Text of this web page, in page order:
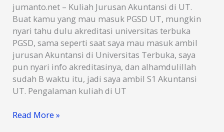
Jawabannya
jumanto.net – Kuliah Jurusan Akuntansi di UT.
Buat kamu yang mau masuk PGSD UT, mungkin
nyari tahu dulu akreditasi universitas terbuka
PGSD, sama seperti saat saya mau masuk ambil
jurusan Akuntansi di Universitas Terbuka, saya
pun nyari info akreditasinya, dan alhamdulillah
sudah B waktu itu, jadi saya ambil S1 Akuntansi
UT. Pengalaman kuliah di UT
Kuliah
Read More »